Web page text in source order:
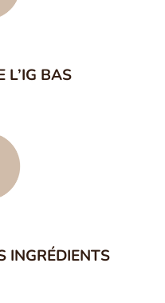
L’IG BAS
INGRÉDIENTS